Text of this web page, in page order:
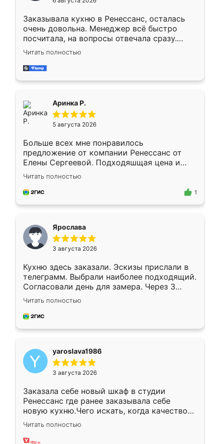
мебели буду заказывать только здесь.
Заказывала кухню в Ренессанс, осталась
очень довольна. Менеджер всё быстро
посчитала, на вопросы отвечала сразу.
Замерщик приехал в субботу, подошёл к
делу со всей ответственностью. Собрали
за день, ребята работали аккуратно, даже
Читать полностью
Аринка Р.
5 августа 2026
Больше всех мне понравилось
предложение от компании Ренессанс от
Елены Сергеевой. Подходяшщая цена и
короткие сроки изготовления. Приехавший
для замера сотрудник Владислав
предложил по моему эскизу самый
Читать полностью
1
Ярослава
3 августа 2026
Кухню здесь заказали. Эскизы прислали в
телеграмм. Выбрали наиболее подходящий.
Согласовали день для замера. Через 3
недели кухня была уже готова. Остались
довольны работой. Спасибо Ренессанс
мебель за качественную работу!
Читать полностью
yaroslava1986
3 августа 2026
Заказала себе новый шкаф в студии
Ренессанс где ранее заказывала себе
новую кухню.Чего искать, когда качеством
вполне довольна. Служит кухня уже почти
два года, нареканий нет.
Читать полностью